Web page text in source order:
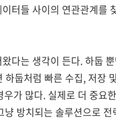
터들 사이의 연관관계를
다는 생각이 든다. 하둡
둡처럼 빠른 수집, 저장
가 많다. 실제로 더 중요
방치되는 솔루션으로 전